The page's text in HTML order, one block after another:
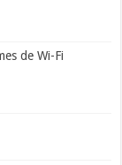
de Wi-Fi